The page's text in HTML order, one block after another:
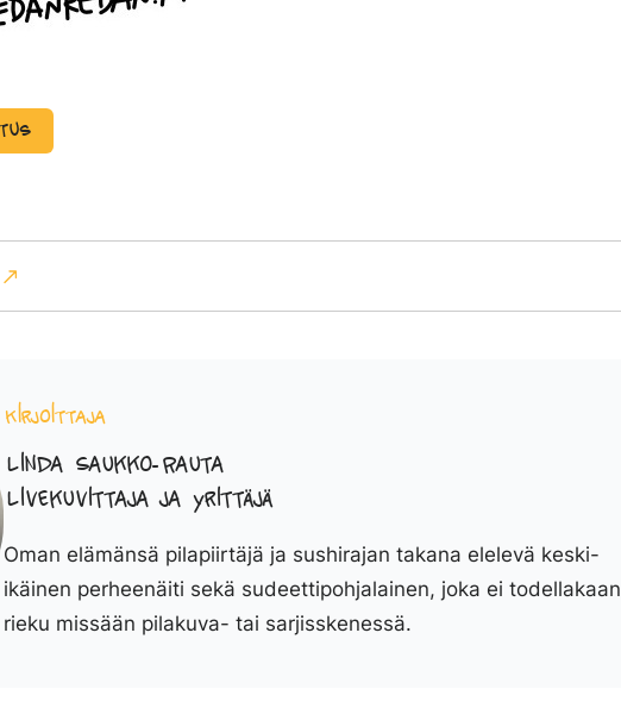
Kirjoittaja
Linda Saukko-Rauta
Livekuvittaja ja yrittäjä
Oman elämänsä pilapiirtäjä ja sushirajan takana elelevä keski-
ikäinen perheenäiti sekä sudeettipohjalainen, joka ei todellakaan
rieku missään pilakuva- tai sarjisskenessä.